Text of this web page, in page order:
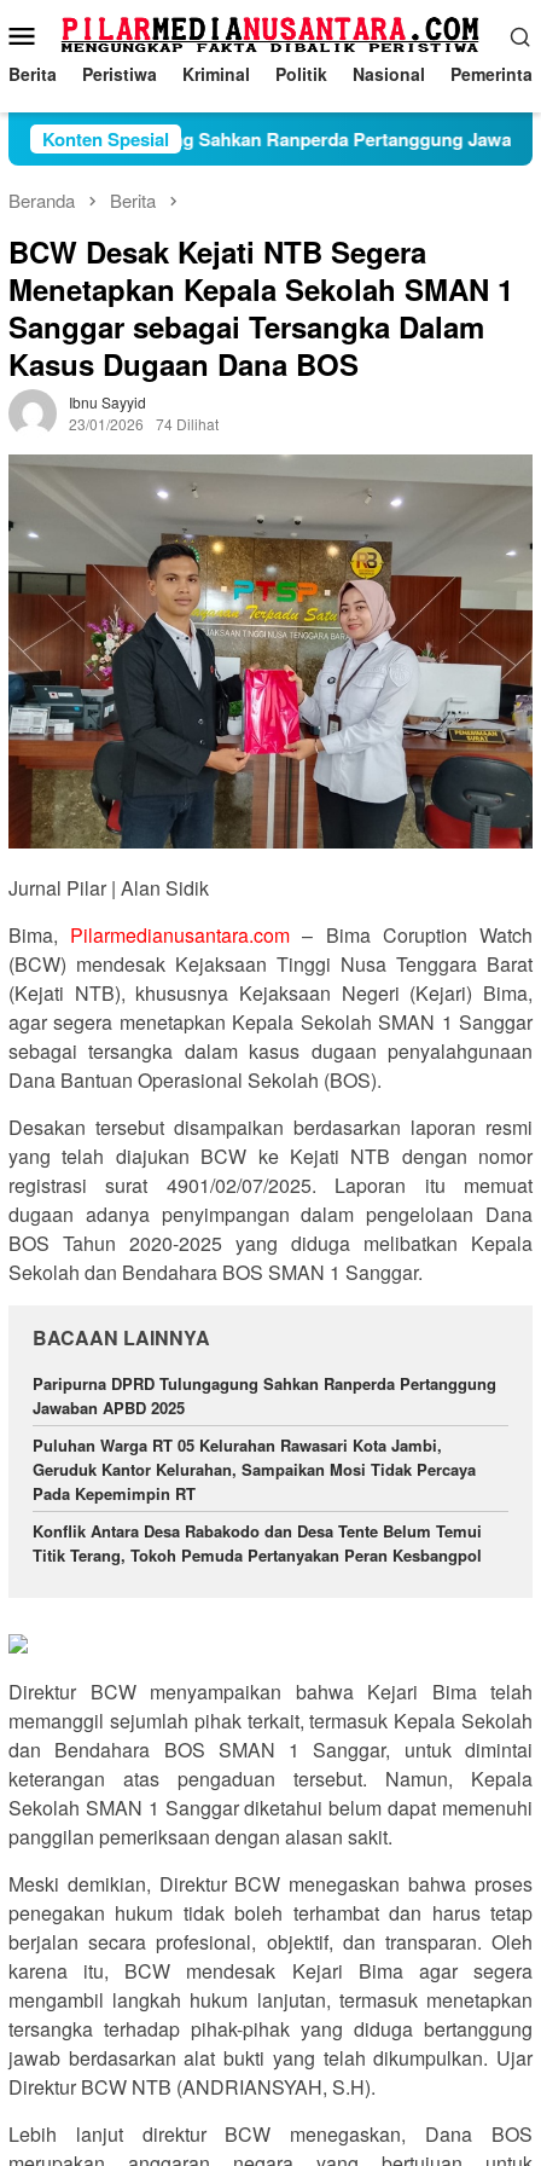
ke
konten
Menu
Mobile
Berita Peristiwa Kriminal Politik Nasional
Konten Spesial
Tulungagung Sahkan Ranperda Pertanggung Jawaban APBD
Beranda Berita
BCW Desak Kejati NTB Segera
Menetapkan Kepala Sekolah SMAN 1
Sanggar sebagai Tersangka Dalam
Kasus Dugaan Dana BOS
Ibnu Sayyid
23/01/2026
74 Dilihat
Jurnal Pilar | Alan Sidik
Bima, Pilarmedianusantara.com – Bima Coruption Watch
(BCW) mendesak Kejaksaan Tinggi Nusa Tenggara Barat
(Kejati NTB), khususnya Kejaksaan Negeri (Kejari) Bima,
agar segera menetapkan Kepala Sekolah SMAN 1 Sanggar
sebagai tersangka dalam kasus dugaan penyalahgunaan
Dana Bantuan Operasional Sekolah (BOS).
Desakan tersebut disampaikan berdasarkan laporan resmi
yang telah diajukan BCW ke Kejati NTB dengan nomor
registrasi surat 4901/02/07/2025. Laporan itu memuat
dugaan adanya penyimpangan dalam pengelolaan Dana
BOS Tahun 2020-2025 yang diduga melibatkan Kepala
Sekolah dan Bendahara BOS SMAN 1 Sanggar.
BACAAN LAINNYA
Paripurna DPRD Tulungagung Sahkan Ranperda Pertanggung
Jawaban APBD 2025
Puluhan Warga RT 05 Kelurahan Rawasari Kota Jambi,
Geruduk Kantor Kelurahan, Sampaikan Mosi Tidak Percaya
Pada Kepemimpin RT
Konflik Antara Desa Rabakodo dan Desa Tente Belum Temui
Titik Terang, Tokoh Pemuda Pertanyakan Peran Kesbangpol
Direktur BCW menyampaikan bahwa Kejari Bima telah
memanggil sejumlah pihak terkait, termasuk Kepala Sekolah
dan Bendahara BOS SMAN 1 Sanggar, untuk dimintai
keterangan atas pengaduan tersebut. Namun, Kepala
Sekolah SMAN 1 Sanggar diketahui belum dapat memenuhi
panggilan pemeriksaan dengan alasan sakit.
Meski demikian, Direktur BCW menegaskan bahwa proses
penegakan hukum tidak boleh terhambat dan harus tetap
berjalan secara profesional, objektif, dan transparan. Oleh
karena itu, BCW mendesak Kejari Bima agar segera
mengambil langkah hukum lanjutan, termasuk menetapkan
tersangka terhadap pihak-pihak yang diduga bertanggung
jawab berdasarkan alat bukti yang telah dikumpulkan. Ujar
Direktur BCW NTB (ANDRIANSYAH, S.H).
Lebih lanjut direktur BCW menegaskan, Dana BOS